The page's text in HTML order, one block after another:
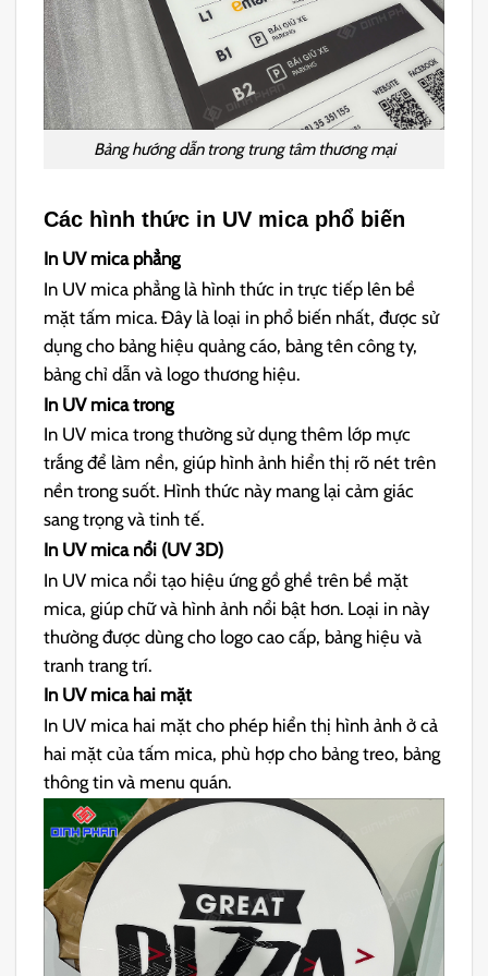
Bảng hướng dẫn trong trung tâm thương mại
Các hình thức in UV mica phổ biến
In UV mica phẳng
In UV mica phẳng là hình thức in trực tiếp lên bề
mặt tấm mica. Đây là loại in phổ biến nhất, được sử
dụng cho bảng hiệu quảng cáo, bảng tên công ty,
bảng chỉ dẫn và logo thương hiệu.
In UV mica trong
In UV mica trong thường sử dụng thêm lớp mực
trắng để làm nền, giúp hình ảnh hiển thị rõ nét trên
nền trong suốt. Hình thức này mang lại cảm giác
sang trọng và tinh tế.
In UV mica nổi (UV 3D)
In UV mica nổi tạo hiệu ứng gồ ghề trên bề mặt
mica, giúp chữ và hình ảnh nổi bật hơn. Loại in này
thường được dùng cho logo cao cấp, bảng hiệu và
tranh trang trí.
In UV mica hai mặt
In UV mica hai mặt cho phép hiển thị hình ảnh ở cả
hai mặt của tấm mica, phù hợp cho bảng treo, bảng
thông tin và menu quán.